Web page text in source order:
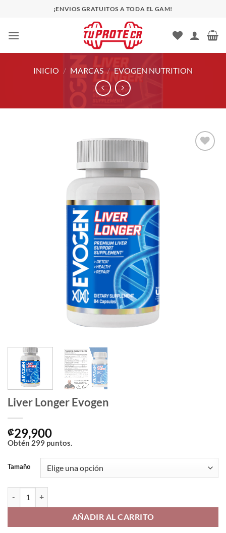
contenido
¡ENVIOS GRATUITOS A TODA EL GAM!
INICIO / MARCAS / EVOGEN NUTRITION
Liver Longer Evogen
₡29,900
Obtén 299 puntos.
Tamaño
AÑADIR AL CARRITO